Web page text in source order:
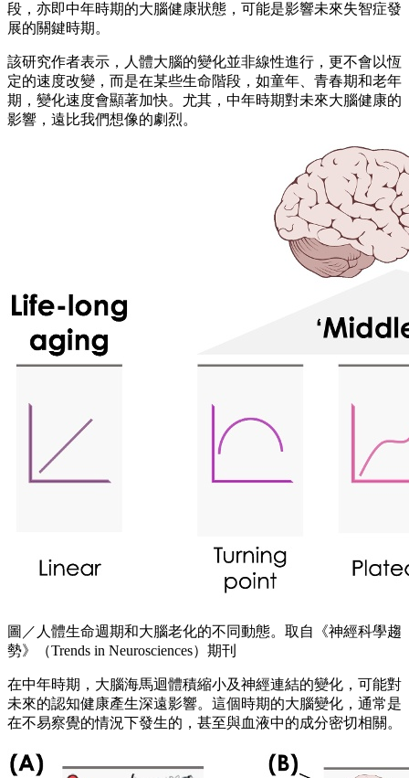
段，亦即中年時期的大腦健康狀態，可能是影響未來失智症發
展的關鍵時期。
該研究作者表示，人體大腦的變化並非線性進行，更不會以恆
定的速度改變，而是在某些生命階段，如童年、青春期和老年
期，變化速度會顯著加快。尤其，中年時期對未來大腦健康的
影響，遠比我們想像的劇烈。
圖／人體生命週期和大腦老化的不同動態。取自《神經科學趨
勢》（Trends in Neurosciences）期刊
在中年時期，大腦海馬迴體積縮小及神經連結的變化，可能對
未來的認知健康產生深遠影響。這個時期的大腦變化，通常是
在不易察覺的情況下發生的，甚至與血液中的成分密切相關。